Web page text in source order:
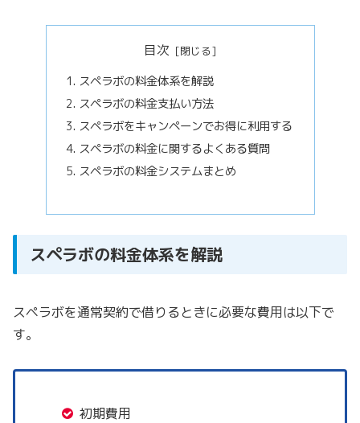
目次
スペラボの料金体系を解説
スペラボの料金支払い方法
スペラボをキャンペーンでお得に利用する
スペラボの料金に関するよくある質問
スペラボの料金システムまとめ
スペラボの料金体系を解説
スペラボを通常契約で借りるときに必要な費用は以下で
す。
初期費用